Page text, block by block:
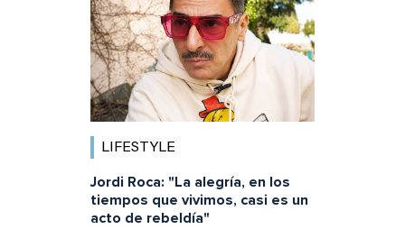
LIFESTYLE
Jordi Roca: "La alegría, en los
tiempos que vivimos, casi es un
acto de rebeldía"